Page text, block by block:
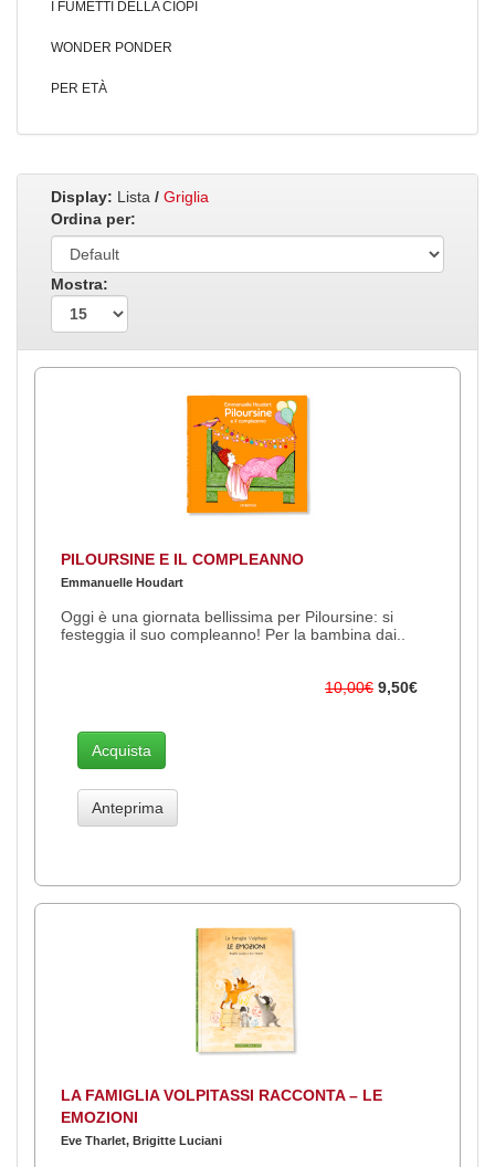
I FUMETTI DELLA CIOPI
WONDER PONDER
PER ETÀ
Display: Lista / Griglia
Ordina per:
Mostra:
PILOURSINE E IL COMPLEANNO
Emmanuelle Houdart
Oggi è una giornata bellissima per Piloursine: si
festeggia il suo compleanno! Per la bambina dai..
10,00€ 9,50€
Acquista
Anteprima
LA FAMIGLIA VOLPITASSI RACCONTA – LE
EMOZIONI
Eve Tharlet, Brigitte Luciani